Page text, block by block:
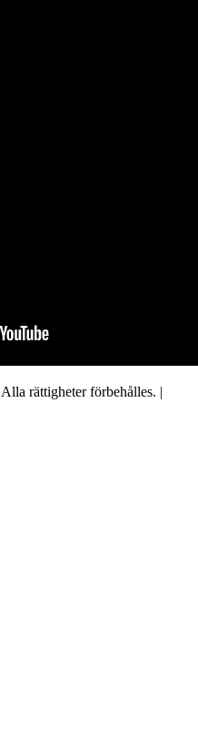
Alla rättigheter förbehålles. |